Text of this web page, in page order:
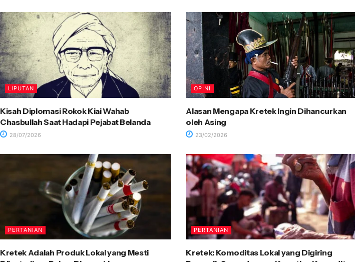
LIPUTAN
Kisah Diplomasi Rokok Kiai Wahab
Chasbullah Saat Hadapi Pejabat Belanda
28/07/2026
OPINI
Alasan Mengapa Kretek Ingin Dihancurkan
oleh Asing
23/02/2026
PERTANIAN
Kretek Adalah Produk Lokal yang Mesti
PERTANIAN
Kretek: Komoditas Lokal yang Digiring